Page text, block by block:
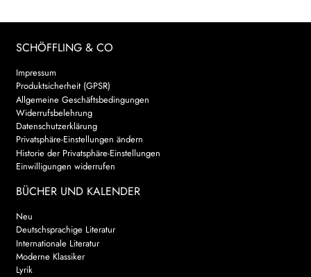
SCHÖFFLING & CO
Impressum
Produktsicherheit (GPSR)
Allgemeine Geschäftsbedingungen
Widerrufsbelehrung
Datenschutzerklärung
Privatsphäre-Einstellungen ändern
Historie der Privatsphäre-Einstellungen
Einwilligungen widerrufen
BÜCHER UND KALENDER
Neu
Deutschsprachige Literatur
Internationale Literatur
Moderne Klassiker
Lyrik